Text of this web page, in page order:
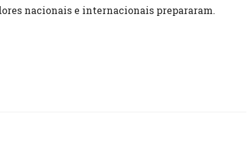
nacionais e internacionais prepararam.